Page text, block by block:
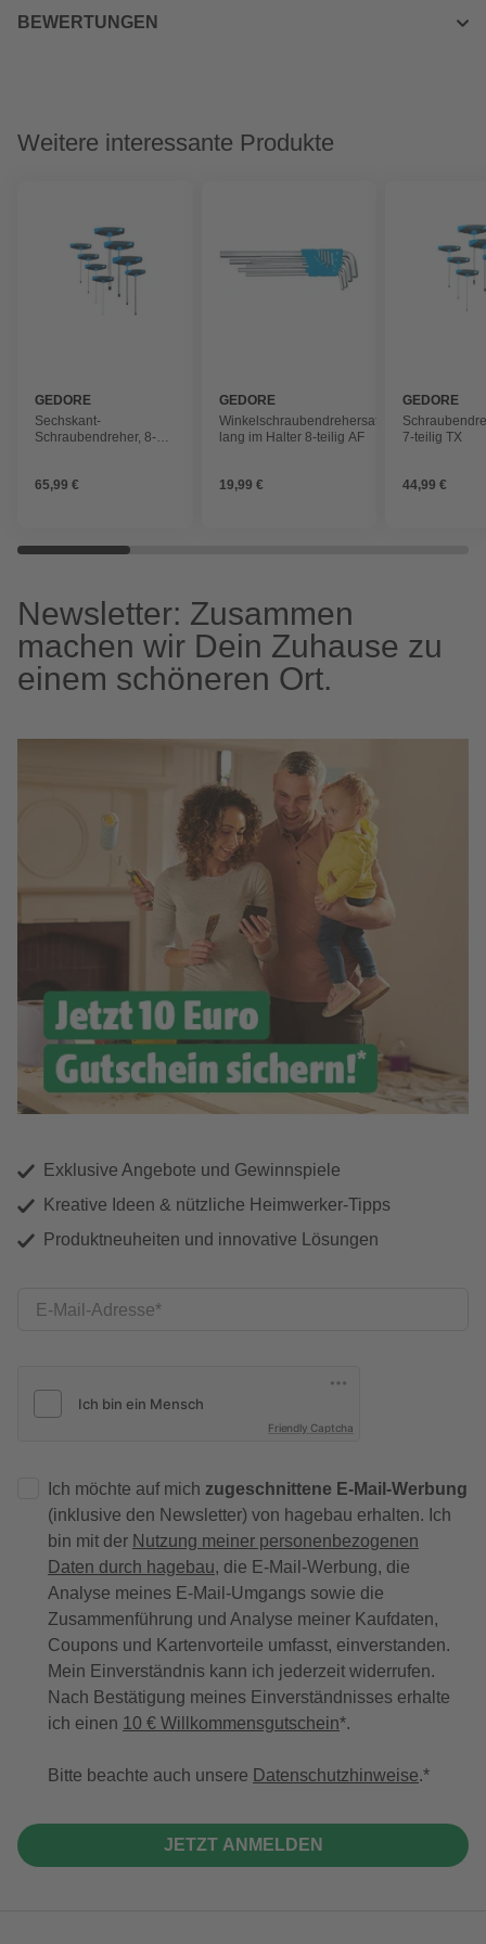
BEWERTUNGEN
Weitere interessante Produkte
GEDORE
Sechskant-
Schraubendreher, 8-
65,99 €
GEDORE
Winkelschraubendrehersatz,
lang im Halter 8-teilig AF
19,99 €
GEDORE
7-teilig TX
44,99 €
Newsletter: Zusammen
machen wir Dein Zuhause zu
einem schöneren Ort.
Exklusive Angebote und Gewinnspiele
Kreative Ideen & nützliche Heimwerker-Tipps
Produktneuheiten und innovative Lösungen
E-Mail-Adresse
Friendly Captcha
Ich möchte auf mich zugeschnittene E-Mail-Werbung
(inklusive den Newsletter) von hagebau erhalten. Ich
bin mit der Nutzung meiner personenbezogenen
Daten durch hagebau, die E-Mail-Werbung, die
Analyse meines E-Mail-Umgangs sowie die
Zusammenführung und Analyse meiner Kaufdaten,
Coupons und Kartenvorteile umfasst, einverstanden.
Mein Einverständnis kann ich jederzeit widerrufen.
Nach Bestätigung meines Einverständnisses erhalte
ich einen 10 € Willkommensgutschein*.
Bitte beachte auch unsere Datenschutzhinweise.
JETZT ANMELDEN